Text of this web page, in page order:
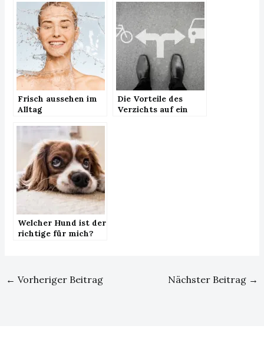
Frisch aussehen im
Alltag
Die Vorteile des
Verzichts auf ein
Welcher Hund ist der
richtige für mich?
← Vorheriger Beitrag Nächster Beitrag →